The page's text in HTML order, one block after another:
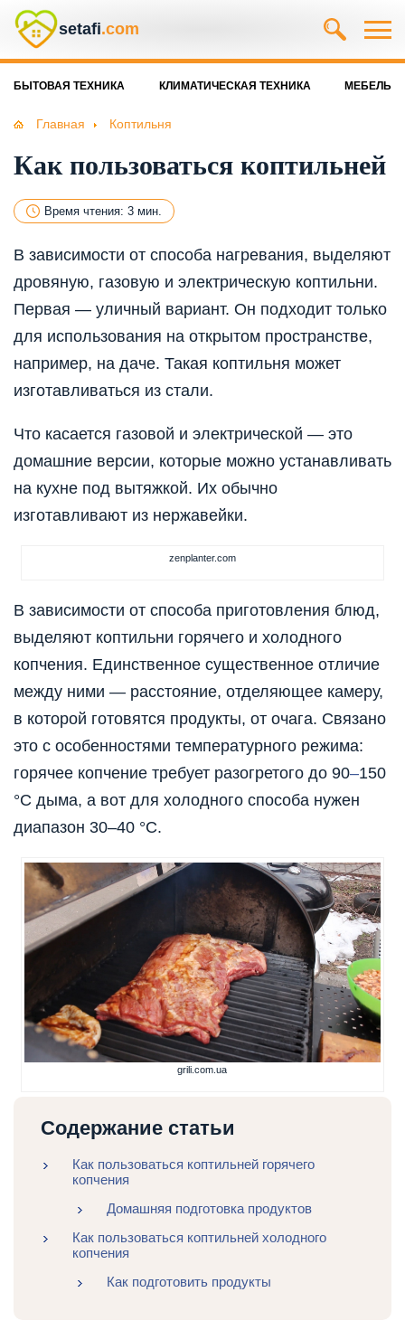
setafi.com
БЫТОВАЯ ТЕХНИКА КЛИМАТИЧЕСКАЯ ТЕХНИКА МЕБЕЛЬ
Главная Коптильня
Как пользоваться коптильней
Время чтения: 3 мин.
В зависимости от способа нагревания, выделяют
дровяную, газовую и электрическую коптильни.
Первая — уличный вариант. Он подходит только
для использования на открытом пространстве,
например, на даче. Такая коптильня может
изготавливаться из стали.
Что касается газовой и электрической — это
домашние версии, которые можно устанавливать
на кухне под вытяжкой. Их обычно
изготавливают из нержавейки.
zenplanter.com
В зависимости от способа приготовления блюд,
выделяют коптильни горячего и холодного
копчения. Единственное существенное отличие
между ними — расстояние, отделяющее камеру,
в которой готовятся продукты, от очага. Связано
это с особенностями температурного режима:
горячее копчение требует разогретого до 90–150
°C дыма, а вот для холодного способа нужен
диапазон 30–40 °C.
grili.com.ua
Содержание статьи
Как пользоваться коптильней горячего
копчения
Домашняя подготовка продуктов
Как пользоваться коптильней холодного
копчения
Как подготовить продукты